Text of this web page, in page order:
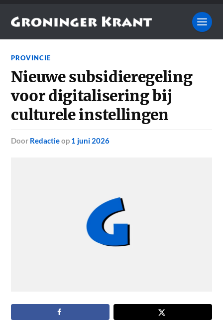
PROVINCIE
Nieuwe subsidieregeling
voor digitalisering bij
culturele instellingen
door Redactieop 1 juni 2026